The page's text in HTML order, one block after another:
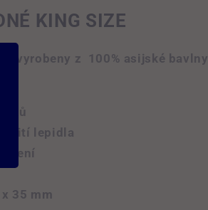
KING SIZE
vyrobeny z
100% asijské bavlny
lepidla
35 mm